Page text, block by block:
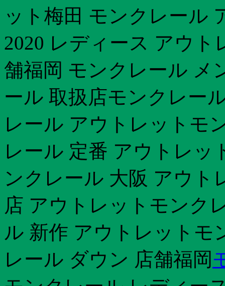
ット梅田 モンクレール
2020 レディース アウ
舗福岡 モンクレール メ
ール 取扱店モンクレー
レール アウトレットモ
レール 定番 アウトレッ
ンクレール 大阪 アウト
店 アウトレットモンク
ル 新作 アウトレットモ
レール ダウン 店舗福岡